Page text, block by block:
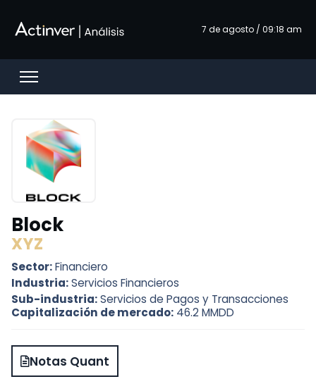
7 de agosto / 09:18 am
Open menu
Block
XYZ
Sector:Financiero
Industria:Servicios Financieros
Sub-industria:Servicios de Pagos y Transacciones
Capitalización de mercado: 46.2 MMDD
Notas Quant